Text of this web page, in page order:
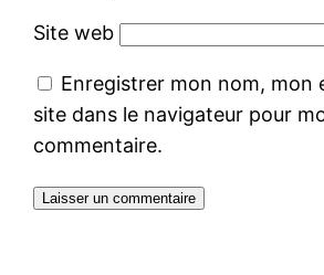
Site web
Enregistrer mon nom, mon
site dans le navigateur pour
commentaire.